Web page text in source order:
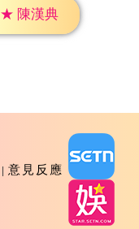
★ 陳漢典
意見反應